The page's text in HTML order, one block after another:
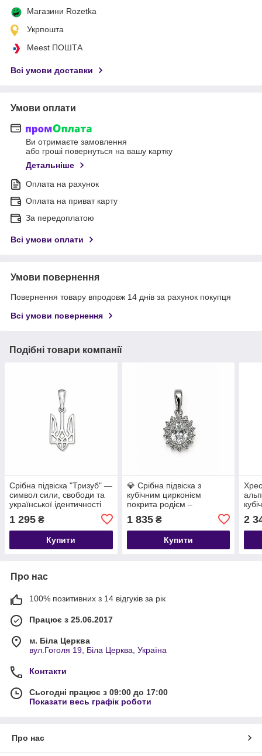
Магазини Rozetka
Укрпошта
Meest ПОШТА
Всі умови доставки
Умови оплати
Ви отримаєте замовлення
або гроші повернуться на вашу картку
Детальніше
Оплата на рахунок
Оплата на приват карту
За передоплатою
Всі умови оплати
Умови повернення
Повернення товару впродовж 14 днів за рахунок покупця
Всі умови повернення
Подібні товари компанії
Срібна підвіска "Тризуб" —
символ сили, свободи та
української ідентичності
1 295 ₴
Купити
💎 Срібна підвіска з
кубічним цирконієм
покрита родієм –
завжди в моді
1 835₴
Купити
2
Про нас
100% позитивних з 14 відгуків за рік
Працює з 25.06.2017
м. Біла Церква
вул.Гоголя 19, Біла Церква, Україна
Контакти
Сьогодні працює з 09:00 до 17:00
Показати весь графік роботи
Про нас